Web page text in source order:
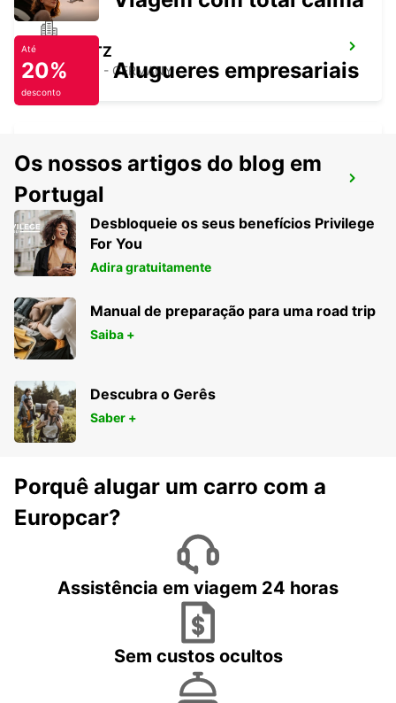
CHEMNITZ
CHEMNITZ - GERMANY
ZWICKAU
ZWICKAU - GERMANY
Até
20%
desconto
Alugueres empresariais
Os nossos artigos do blog em
Portugal
Desbloqueie os seus benefícios Privilege
For You
Adira gratuitamente
Manual de preparação para uma road trip
Saiba +
Descubra o Gerês
Saber +
Porquê alugar um carro com a
Europcar?
Assistência em viagem 24 horas
Sem custos ocultos